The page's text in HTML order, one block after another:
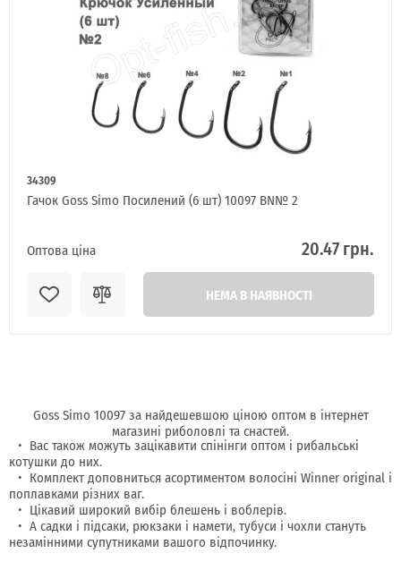
34309
Гачок Goss Simo Посилений (6 шт) 10097 BN№ 2
Оптова ціна 20.47 грн.
НЕМА В НАЯВНОСТІ
Goss Simo 10097 за найдешевшою ціною оптом в інтернет
магазині риболовлі та снастей.
Вас також можуть зацікавити спінінги оптом і рибальські
котушки до них.
Комплект доповниться асортиментом волосіні Winner original і
поплавками різних ваг.
Цікавий широкий вибір блешень і воблерів.
А садки і підсаки, рюкзаки і намети, тубуси і чохли стануть
незамінними супутниками вашого відпочинку.